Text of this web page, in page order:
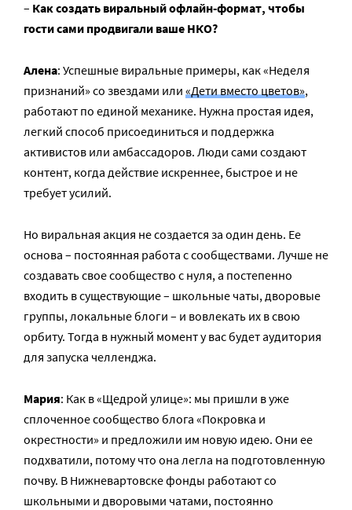
– Как создать виральный офлайн-формат, чтобы
гости сами продвигали ваше НКО?
Алена: Успешные виральные примеры, как «Неделя
признаний» со звездами или «Дети вместо цветов»,
работают по единой механике. Нужна простая идея,
легкий способ присоединиться и поддержка
активистов или амбассадоров. Люди сами создают
контент, когда действие искреннее, быстрое и не
требует усилий.
Но виральная акция не создается за один день. Ее
основа – постоянная работа с сообществами. Лучше не
создавать свое сообщество с нуля, а постепенно
входить в существующие – школьные чаты, дворовые
группы, локальные блоги – и вовлекать их в свою
орбиту. Тогда в нужный момент у вас будет аудитория
для запуска челленджа.
Мария: Как в «Щедрой улице»: мы пришли в уже
сплоченное сообщество блога «Покровка и
окрестности» и предложили им новую идею. Они ее
подхватили, потому что она легла на подготовленную
почву. В Нижневартовске фонды работают со
школьными и дворовыми чатами, постоянно